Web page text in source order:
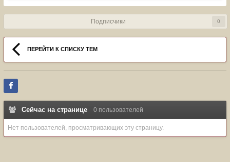
Подписчики 0
ПЕРЕЙТИ К СПИСКУ ТЕМ
Сейчас на странице 0 пользователей
Нет пользователей, просматривающих эту страницу.